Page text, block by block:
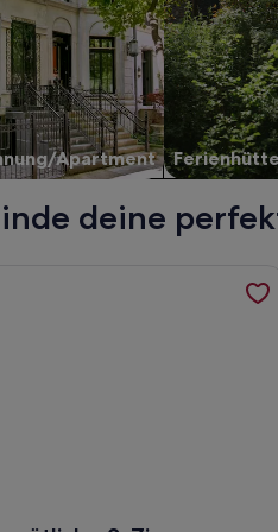
Apartment Ferienhütte
deine